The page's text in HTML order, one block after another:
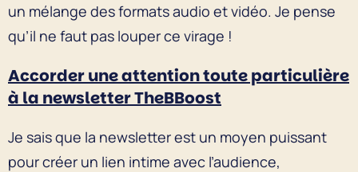
un mélange des formats audio et vidéo. Je pense
qu’il ne faut pas louper ce virage !
Accorder une attention toute particulière
à la newsletter TheBBoost
Je sais que la newsletter est un moyen puissant
pour créer un lien intime avec l’audience,